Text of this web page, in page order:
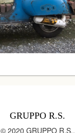
GRUPPO R.S.
© 2020 GRUPPO R.S..